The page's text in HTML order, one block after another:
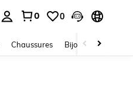
0 0
Chaussures Bijoux Et